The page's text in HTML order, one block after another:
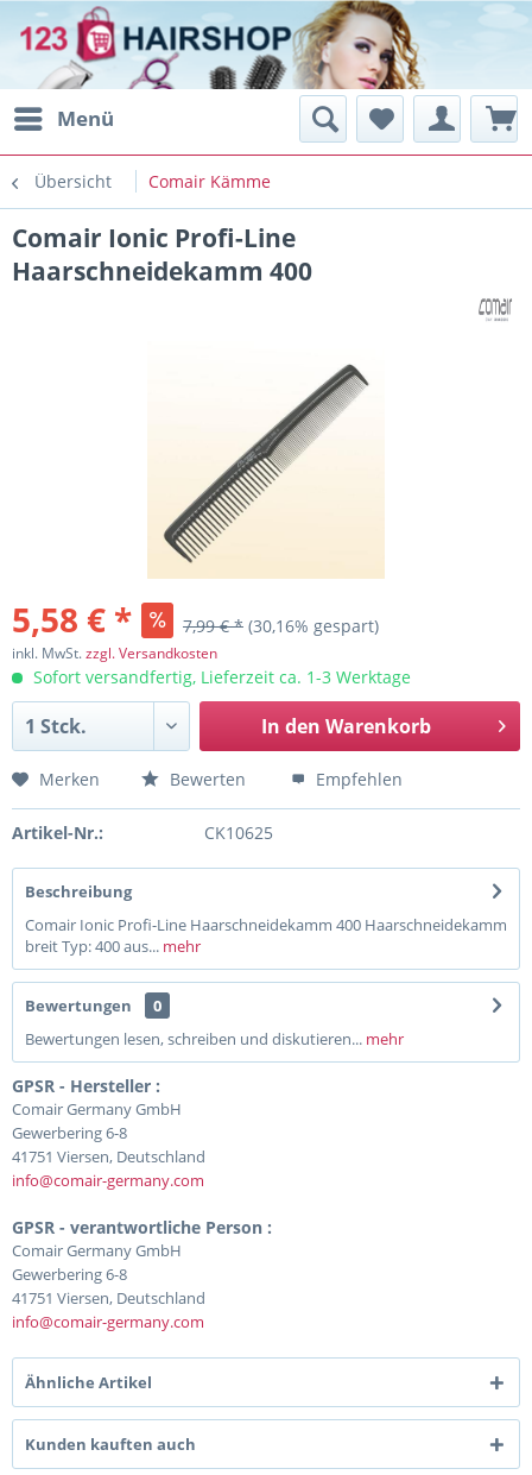
Menü
Übersicht Comair Kämme
Comair Ionic Profi-Line
Haarschneidekamm 400
5,58 € * 7,99 € * (30,16% gespart)
inkl. MwSt.zzgl. Versandkosten
Sofort versandfertig, Lieferzeit ca. 1-3 Werktage
In den Warenkorb
Merken Bewerten Empfehlen
Artikel-Nr.: CK10625
Beschreibung
Comair Ionic Profi-Line Haarschneidekamm 400 Haarschneidekamm
breit Typ: 400 aus... mehr
Bewertungen
0
Bewertungen lesen, schreiben und diskutieren... mehr
GPSR - Hersteller :
Comair Germany GmbH
Gewerbering 6-8
41751 Viersen, Deutschland
info@comair-germany.com
GPSR - verantwortliche Person :
Comair Germany GmbH
Gewerbering 6-8
41751 Viersen, Deutschland
info@comair-germany.com
Ähnliche Artikel
Kunden kauften auch